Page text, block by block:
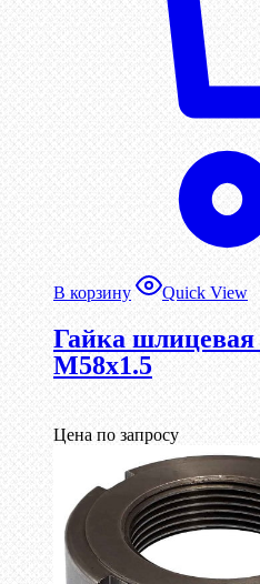
В корзину Quick View
Гайка шлицевая
М58х1.5
Цена по запросу